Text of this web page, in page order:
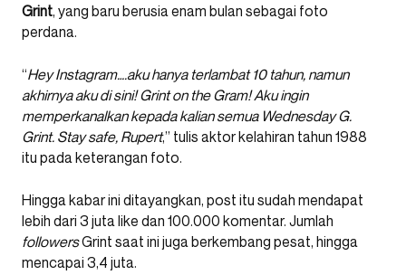
Grint, yang baru berusia enam bulan sebagai foto
perdana.
“Hey Instagram….aku hanya terlambat 10 tahun, namun
akhirnya aku di sini! Grint on the Gram! Aku ingin
memperkanalkan kepada kalian semua Wednesday G.
Grint. Stay safe, Rupert,” tulis aktor kelahiran tahun 1988
itu pada keterangan foto.
Hingga kabar ini ditayangkan, post itu sudah mendapat
lebih dari 3 juta like dan 100.000 komentar. Jumlah
followersGrint saat ini juga berkembang pesat, hingga
mencapai 3,4 juta.